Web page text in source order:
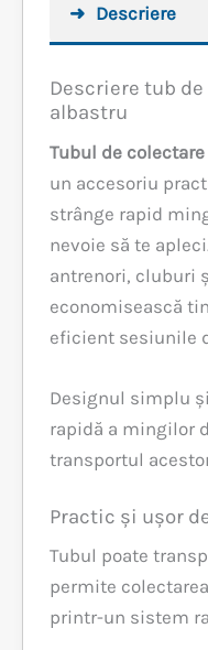
Descriere
Descriere tub
albastru
Tubul de
un accesoriu
strânge rapid
nevoie să te
antrenori, cluburi
economisească
eficient sesiunile
Designul simplu
rapidă a mingilor
transportul
Practic și ușor
Tubul poate
permite
printr-un sistem